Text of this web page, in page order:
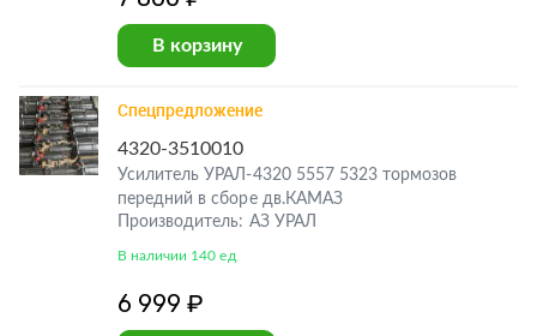
В корзину
Спецпредложение
4320-3510010
Усилитель УРАЛ-4320 5557 5323 тормозов
передний в сборе дв.КАМАЗ
Производитель: АЗ УРАЛ
В наличии 140 ед
6 999 ₽